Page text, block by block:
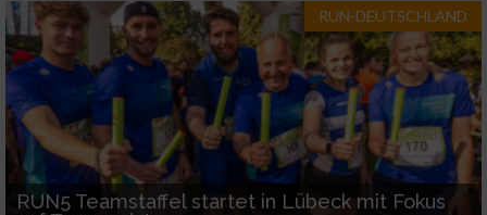
RUN-DEUTSCHLAND
RUN5 Teamstaffel startet in Lübeck mit Fokus